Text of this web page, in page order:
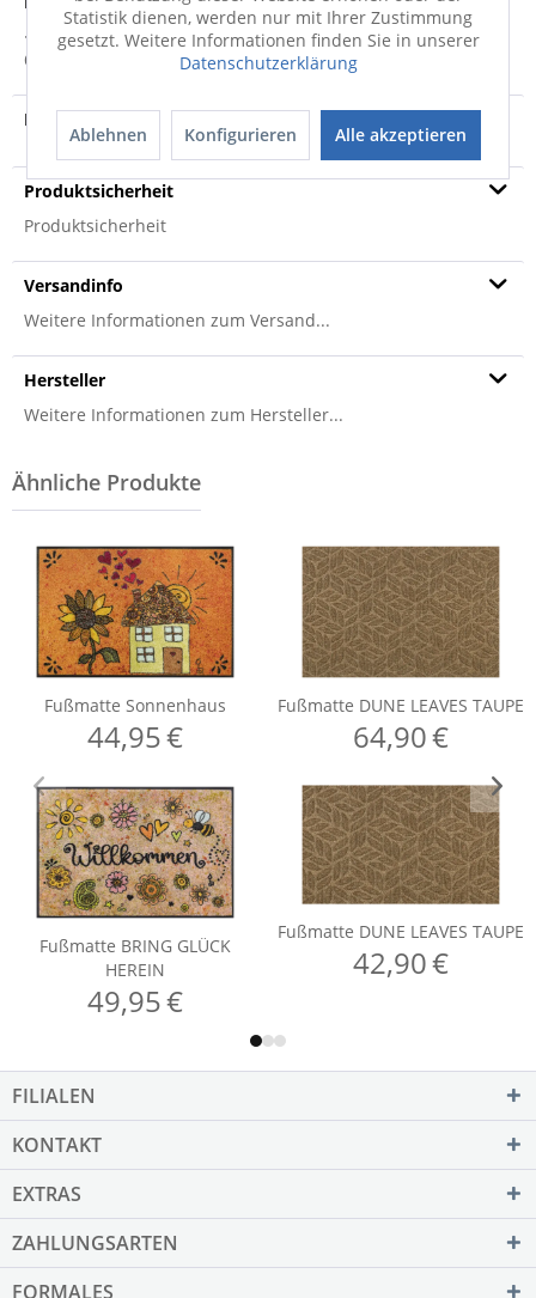
· Hergestellt in Europa · Hygienisch sauber · Waschbar bis
60 Grad · Trocknergeeignet bis 90...mehr
Produktvideo
Produktsicherheit
Produktsicherheit
Versandinfo
Weitere Informationen zum Versand...
Hersteller
Weitere Informationen zum Hersteller...
FILIALEN
KONTAKT
EXTRAS
ZAHLUNGSARTEN
FORMALES
Statistik dienen, werden nur mit Ihrer Zustimmung
gesetzt. Weitere Informationen finden Sie in unserer
Datenschutzerklärung
Ablehnen Konfigurieren Alle akzeptieren